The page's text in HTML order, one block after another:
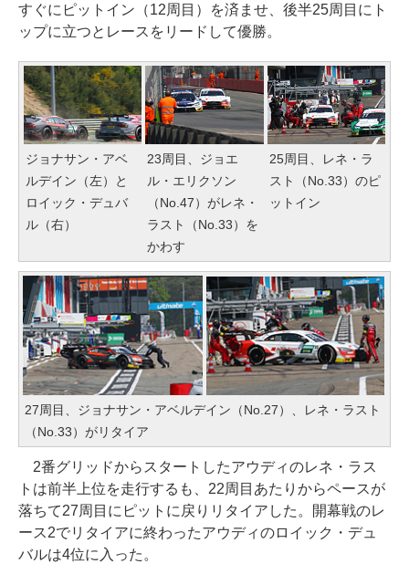
すぐにピットイン（12周目）を済ませ、後半25周目にト
ップに立つとレースをリードして優勝。
ジョナサン・アベ
ルデイン（左）と
ロイック・デュバ
ル（右）
23周目、ジョエ
ル・エリクソン
（No.47）がレネ・
ラスト（No.33）を
かわす
25周目、レネ・ラ
スト（No.33）のピ
ットイン
27周目、ジョナサン・アベルデイン（No.27）、レネ・ラスト
（No.33）がリタイア
2番グリッドからスタートしたアウディのレネ・ラス
トは前半上位を走行するも、22周目あたりからペースが
落ちて27周目にピットに戻りリタイアした。開幕戦のレ
ース2でリタイアに終わったアウディのロイック・デュ
バルは4位に入った。